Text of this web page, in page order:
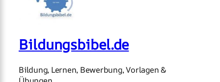
Bildungsbibel.de
Bildung, Lernen, Bewerbung, Vorlagen &